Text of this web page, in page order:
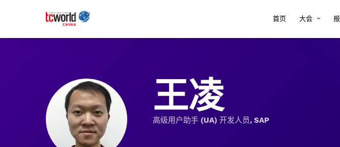
首页 大会
王凌
高级用户助手 (UA) 开发人员, SAP